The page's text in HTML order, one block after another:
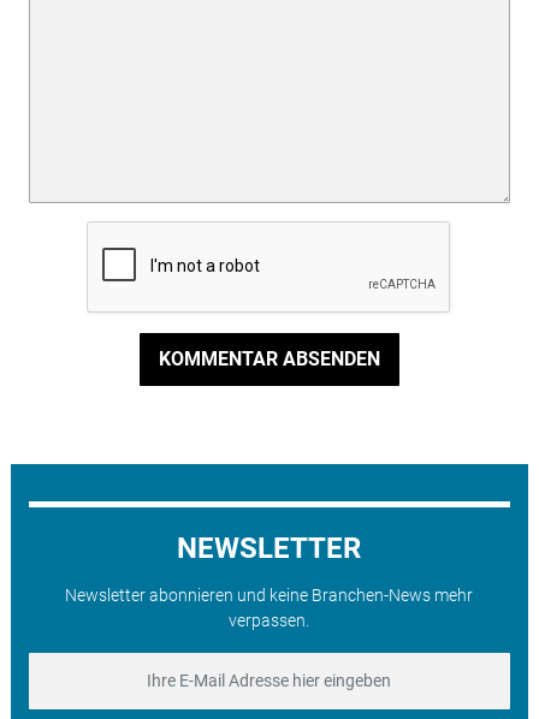
KOMMENTAR ABSENDEN
NEWSLETTER
Newsletter abonnieren und keine Branchen-News mehr
verpassen.